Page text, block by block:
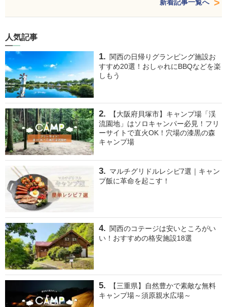
新着記事一覧へ
人気記事
関西の日帰りグランピング施設お
すすめ20選！おしゃれにBBQなどを楽
しもう
【大阪府貝塚市】キャンプ場「渓
流園地」はソロキャンパー必見！フリ
ーサイトで直火OK！穴場の漆黒の森
キャンプ場
マルチグリドルレシピ7選｜キャン
プ飯に革命を起こす！
関西のコテージは安いところがい
い！おすすめの格安施設18選
【三重県】自然豊かで素敵な無料
キャンプ場～須原親水広場～